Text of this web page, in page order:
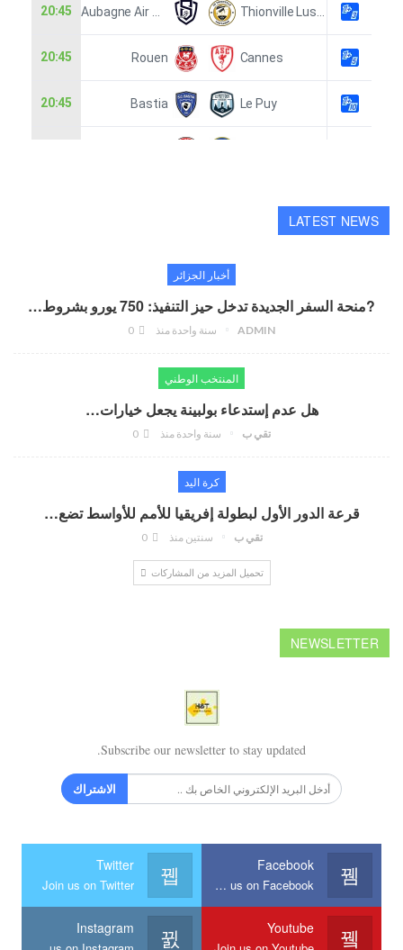
LATEST NEWS
أخبار الجزائر
?منحة السفر الجديدة تدخل حيز التنفيذ: 750 يورو بشروط…
ADMIN سنة واحدة منذ
المنتخب الوطني
هل عدم إستدعاء بولبينة يجعل خيارات…
تقي ب سنة واحدة منذ
كرة اليد
قرعة الدور الأول لبطولة إفريقيا للأمم للأواسط تضع…
تقي ب سنتين منذ 0
تحميل المزيد من المشاركات
NEWSLETTER
Subscribe our newsletter to stay updated.
الاشتراك
Facebook
Join us on Facebook
Twitter
Join us on Twitter
Youtube
Instagram